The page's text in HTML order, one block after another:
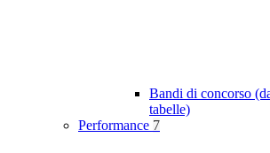
Bandi di concorso
tabelle)
Performance 7